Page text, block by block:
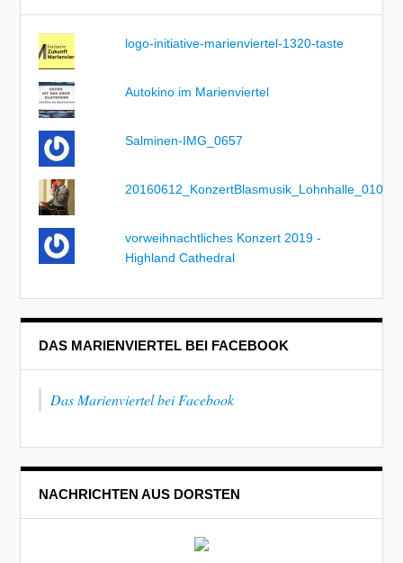
logo-initiative-marienviertel-1320-taste
Autokino im Marienviertel
Salminen-IMG_0657
20160612_KonzertBlasmusik_Lohnhalle_010
vorweihnachtliches Konzert 2019 -
Highland Cathedral
DAS MARIENVIERTEL BEI FACEBOOK
Das Marienviertel bei Facebook
NACHRICHTEN AUS DORSTEN